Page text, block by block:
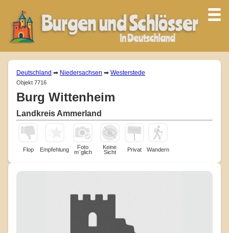
Deutschland ➡ Niedersachsen ➡ Westerstede
Objekt 7716
Burg Wittenheim
Landkreis Ammerland
Flop Empfehlung
Foto
m¨glich
Keine
Sicht
Privat Wandern